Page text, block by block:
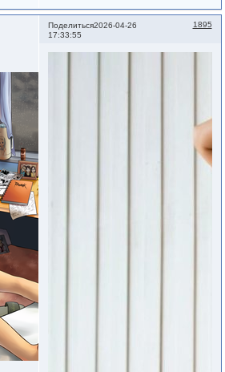
Поделиться 1895
2026-04-26
17:33:55